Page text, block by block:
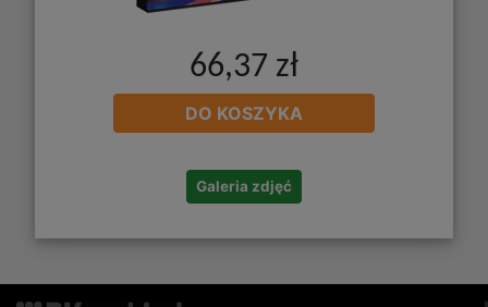
66,37 zł
DO KOSZYKA
Galeria zdjęć